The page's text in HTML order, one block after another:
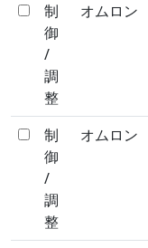
制
御
/
調
整
オムロン
制
御
/
調
整
オムロン